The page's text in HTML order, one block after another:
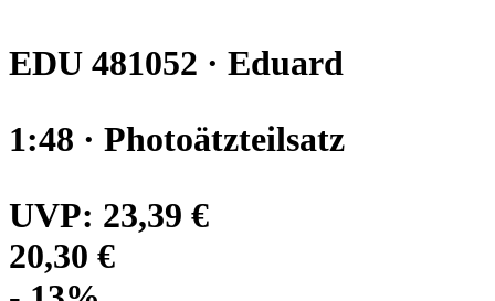
EDU 481052 · Eduard
1:48 · Photoätzteilsatz
UVP: 23,39 €
20,30 €